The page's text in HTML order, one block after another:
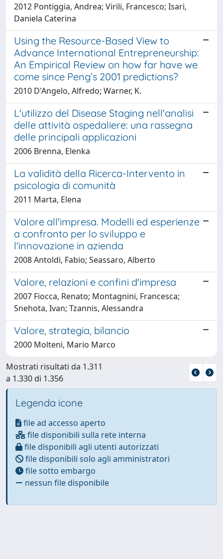
2012 Pontiggia, Andrea; Virili, Francesco; Isari,
Daniela Caterina
Using the Resource-Based View to
Advance International Entrepreneurship:
An Empirical Review on how far have we
come since Peng’s 2001 predictions?
2010 D'Angelo, Alfredo; Warner, K.
L'utilizzo del Disease Staging nell'analisi
delle attività ospedaliere: una rassegna
delle principali applicazioni
2006 Brenna, Elenka
La validità della Ricerca-Intervento in
psicologia di comunità
2011 Marta, Elena
Valore all'impresa. Modelli ed esperienze
a confronto per lo sviluppo e
l'innovazione in azienda
2008 Antoldi, Fabio; Seassaro, Alberto
Valore, relazioni e confini d'impresa
2007 Fiocca, Renato; Montagnini, Francesca;
Snehota, Ivan; Tzannis, Alessandra
Valore, strategia, bilancio
2000 Molteni, Mario Marco
Mostrati risultati da 1.311
a 1.330 di 1.356
Legenda icone
file ad accesso aperto
file disponibili sulla rete interna
file disponibili agli utenti autorizzati
file disponibili solo agli amministratori
file sotto embargo
nessun file disponibile